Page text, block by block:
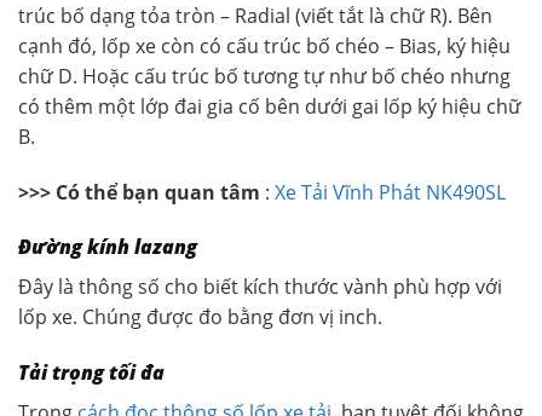
trúc bố dạng tỏa tròn – Radial (viết tắt là chữ R). Bên
cạnh đó, lốp xe còn có cấu trúc bố chéo – Bias, ký hiệu
chữ D. Hoặc cấu trúc bố tương tự như bố chéo nhưng
có thêm một lớp đai gia cố bên dưới gai lốp ký hiệu chữ
B.
>>> Có thể bạn quan tâm : Xe Tải Vĩnh Phát NK490SL
Đường kính lazang
Đây là thông số cho biết kích thước vành phù hợp với
lốp xe. Chúng được đo bằng đơn vị inch.
Tải trọng tối đa